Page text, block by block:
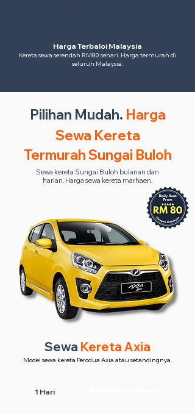
Harga Terbaloi Malaysia
Kereta sewa serendah RM80 sehari. Harga termurah di
seluruh Malaysia.
Pilihan Mudah. Harga
Sewa Kereta
Termurah Sungai Buloh
Sewa kereta Sungai Buloh bulanan dan
harian. Harga sewa kereta marhaen.
Sewa Kereta Axia
Model sewa kereta Perodua Axia atau setandingnya.
1 Hari